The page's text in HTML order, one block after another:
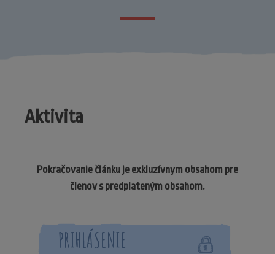
Aktivita
Pokračovanie článku je exkluzívnym obsahom pre
členov s predplateným obsahom.
PRIHLÁSENIE